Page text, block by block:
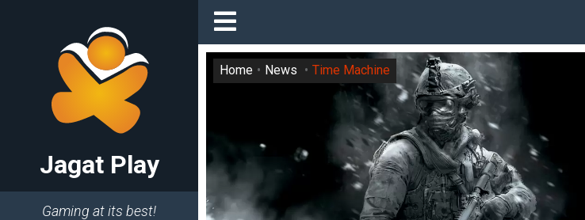
Jagat Play
Gaming at its best!
Home News Time Machine